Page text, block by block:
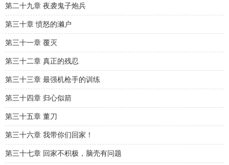
第二十九章 夜袭鬼子炮兵
第三十章 愤怒的濑户
第三十一章 覆灭
第三十二章 真正的残忍
第三十三章 最强机枪手的训练
第三十四章 归心似箭
第三十五章 董刀
第三十六章 我带你们回家！
第三十七章 回家不积极，脑壳有问题